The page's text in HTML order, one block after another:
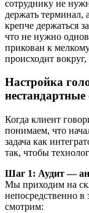
сотруднику не
держать терминал,
крепче держаться
что не нужно
прикован к
происходит
Настройка
нестандартные
Когда клиент
понимаем, что
задача как
так, чтобы
Шаг 1: Аудит —
Мы приходим на
непосредственно
смотрим: